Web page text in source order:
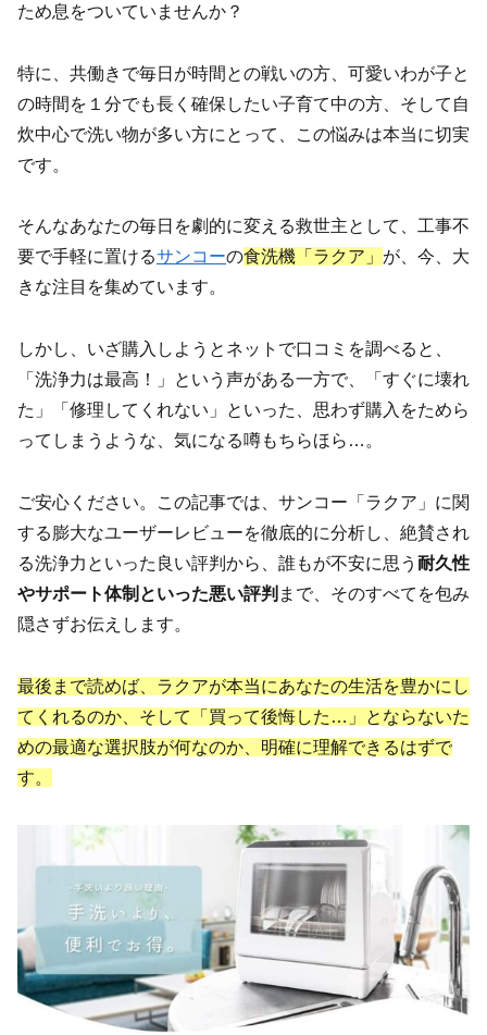
ため息をついていませんか？
特に、共働きで毎日が時間との戦いの方、可愛いわが子と
の時間を１分でも長く確保したい子育て中の方、そして自
炊中心で洗い物が多い方にとって、この悩みは本当に切実
です。
そんなあなたの毎日を劇的に変える救世主として、工事不
要で手軽に置けるサンコーの食洗機「ラクア」 が、今、大
きな注目を集めています。
しかし、いざ購入しようとネットで口コミを調べると、
「洗浄力は最高！」という声がある一方で、「すぐに壊れ
た」「修理してくれない」といった、思わず購入をためら
ってしまうような、気になる噂もちらほら…。
ご安心ください。この記事では、サンコー「ラクア」に関
する膨大なユーザーレビューを徹底的に分析し、絶賛され
る洗浄力といった良い評判から、誰もが不安に思う 耐久性
やサポート体制といった悪い評判 まで、そのすべてを包み
隠さずお伝えします。
最後まで読めば、ラクアが本当にあなたの生活を豊かにし
てくれるのか、そして「買って後悔した…」とならないた
めの最適な選択肢が何なのか、明確に理解できるはずで
す。